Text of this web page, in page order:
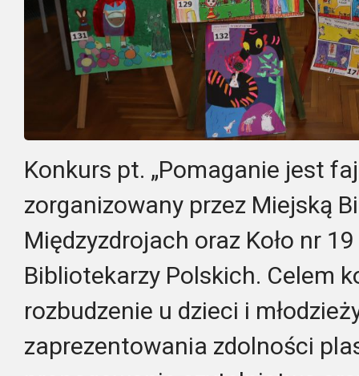
Konkurs pt. „Pomaganie jest
zorganizowany przez Miejską
Międzyzdrojach oraz Koło nr
Bibliotekarzy Polskich. Celem
rozbudzenie u dzieci i
zaprezentowania zdolności